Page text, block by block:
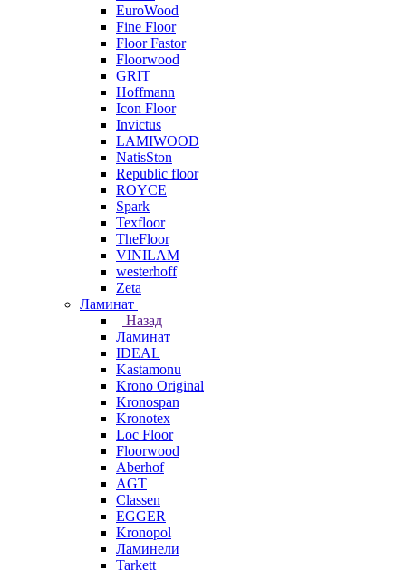
EuroWood
Fine Floor
Floor Fastor
Floorwood
GRIT
Hoffmann
Icon Floor
Invictus
LAMIWOOD
NatisSton
Republic floor
ROYCE
Spark
Texfloor
TheFloor
VINILAM
westerhoff
Zeta
Ламинат
Назад
Ламинат
IDEAL
Kastamonu
Krono Original
Kronospan
Kronotex
Loc Floor
Floorwood
Aberhof
AGT
Classen
EGGER
Kronopol
Ламинели
Tarkett